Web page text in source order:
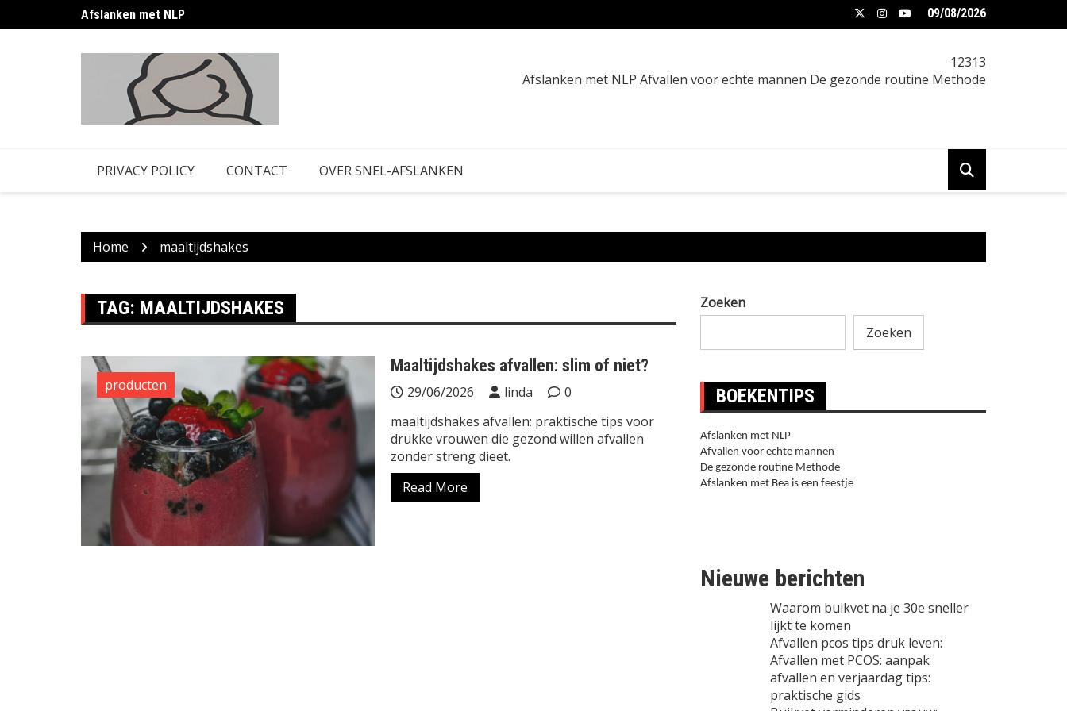
to
Afslanken met NLP Waarom buikvet na je 30e sneller lijkt te komen09/08/2026
12313
Afslanken met NLP Afvallen voor echte mannen De gezonde routine Methode
PRIVACY POLICY CONTACT OVER SNEL-AFSLANKEN
Home maaltijdshakes
TAG: MAALTIJDSHAKES
producten
Maaltijdshakes afvallen: slim of niet?
29/06/2026 linda
0
maaltijdshakes afvallen: praktische tips voor
drukke vrouwen die gezond willen afvallen
zonder streng dieet.
Read More
Zoeken
Zoeken
BOEKENTIPS
Afslanken met NLP
Afvallen voor echte mannen
De gezonde routine Methode
Afslanken met Bea is een feestje
Nieuwe berichten
Waarom buikvet na je 30e sneller
lijkt te komen
Afvallen pcos tips druk leven:
Afvallen met PCOS: aanpak
afvallen en verjaardag tips:
praktische gids